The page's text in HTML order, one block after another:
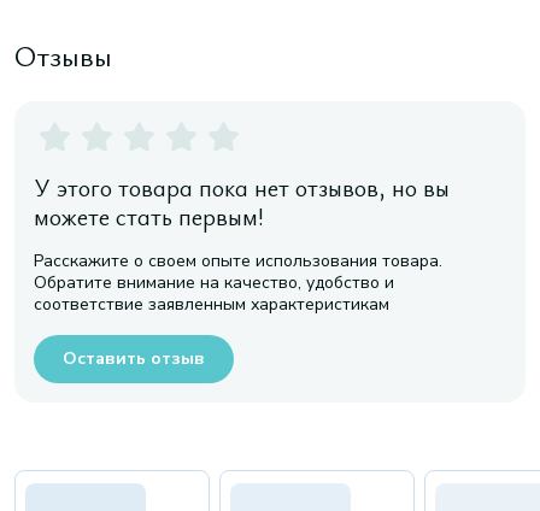
Отзывы
У этого товара пока нет отзывов, но вы
можете стать первым!
Расскажите о своем опыте использования товара.
Обратите внимание на качество, удобство и
соответствие заявленным характеристикам
Оставить отзыв